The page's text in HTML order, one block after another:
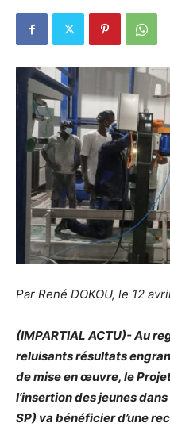
Par René DOKOU, le 12
(IMPARTIAL ACTU)- Au
reluisants résultats
de mise en œuvre, le
l’insertion des jeunes
SP) va bénéficier d’une